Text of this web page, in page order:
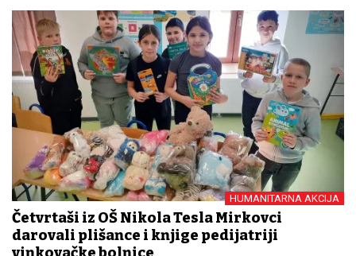
HUMANITARNA AKCIJA
Četvrtaši iz OŠ Nikola Tesla Mirkovci
darovali plišance i knjige pedijatriji